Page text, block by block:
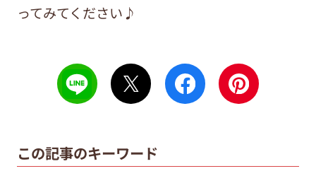
ってみてください♪
この記事のキーワード